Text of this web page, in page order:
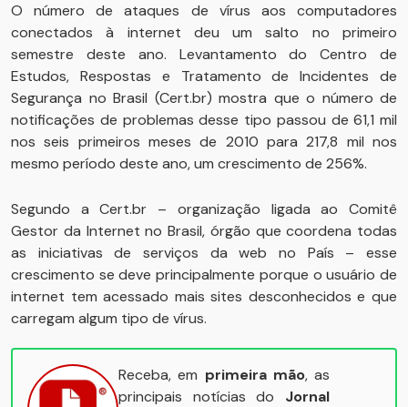
O número de ataques de vírus aos computadores
conectados à internet deu um salto no primeiro
semestre deste ano. Levantamento do Centro de
Estudos, Respostas e Tratamento de Incidentes de
Segurança no Brasil (Cert.br) mostra que o número de
notificações de problemas desse tipo passou de 61,1 mil
nos seis primeiros meses de 2010 para 217,8 mil nos
mesmo período deste ano, um crescimento de 256%.
Segundo a Cert.br – organização ligada ao Comitê
Gestor da Internet no Brasil, órgão que coordena todas
as iniciativas de serviços da web no País – esse
crescimento se deve principalmente porque o usuário de
internet tem acessado mais sites desconhecidos e que
carregam algum tipo de vírus.
Receba, em primeira mão, as
principais notícias do Jornal